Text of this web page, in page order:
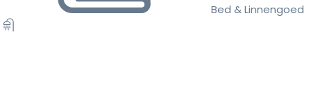
Bed & Linnengoed